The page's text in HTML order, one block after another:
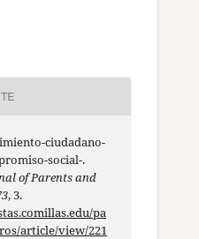
ciudadano-
social-.
of Parents and
, 3.
pa
article/view/221